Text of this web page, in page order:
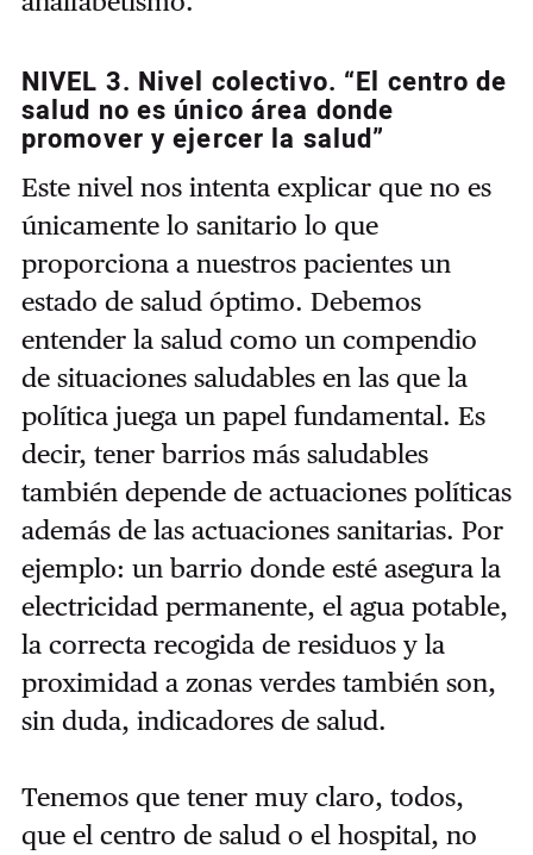
NIVEL 3. Nivel colectivo. “El centro de
salud no es único área donde
promover y ejercer la salud”
Este nivel nos intenta explicar que no es
únicamente lo sanitario lo que
proporciona a nuestros pacientes un
estado de salud óptimo. Debemos
entender la salud como un compendio
de situaciones saludables en las que la
política juega un papel fundamental. Es
decir, tener barrios más saludables
también depende de actuaciones políticas
además de las actuaciones sanitarias. Por
ejemplo: un barrio donde esté asegura la
electricidad permanente, el agua potable,
la correcta recogida de residuos y la
proximidad a zonas verdes también son,
sin duda, indicadores de salud.
Tenemos que tener muy claro, todos,
que el centro de salud o el hospital, no